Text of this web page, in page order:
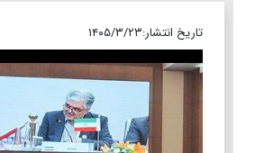
تاریخ انتشار:۱۴۰۵/۳/۲۳